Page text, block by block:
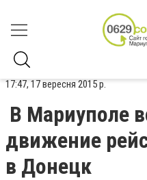
17:47, 17 вересня 2015 р.
В Мариуполе
движение
в Донецк